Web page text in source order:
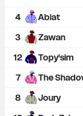
4 Abiat
3
Zawan
12
Topy'sim
7
The
8
Joury